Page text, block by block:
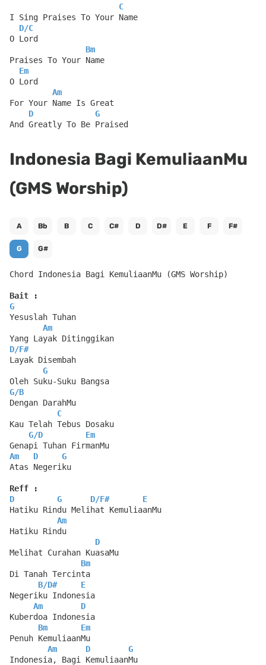
C
I Sing Praises To Your Name
D/C
O Lord
Bm
Praises To Your Name
Em
O Lord
Am
For Your Name Is Great
D
G
And Greatly To Be Praised
Indonesia Bagi KemuliaanMu
(GMS Worship)
A Bb B C C# D D# E F F#
G G#
Chord Indonesia Bagi KemuliaanMu (GMS Worship)
Bait :
G
Yesuslah Tuhan
Am
Yang Layak Ditinggikan
D/F#
Layak Disembah
G
Oleh Suku-Suku Bangsa
G/B
Dengan DarahMu
C
Kau Telah Tebus Dosaku
G/D
Em
Genapi Tuhan FirmanMu
Am
D
G
Atas Negeriku
Reff :
D
G D/F#
E
Hatiku Rindu Melihat KemuliaanMu
Am
Hatiku Rindu
D
Melihat Curahan KuasaMu
Bm
Di Tanah Tercinta
B/D#
E
Negeriku Indonesia
Am
D
Kuberdoa Indonesia
Bm
Em
Penuh KemuliaanMu
Am
D
G
Indonesia, Bagi KemuliaanMu